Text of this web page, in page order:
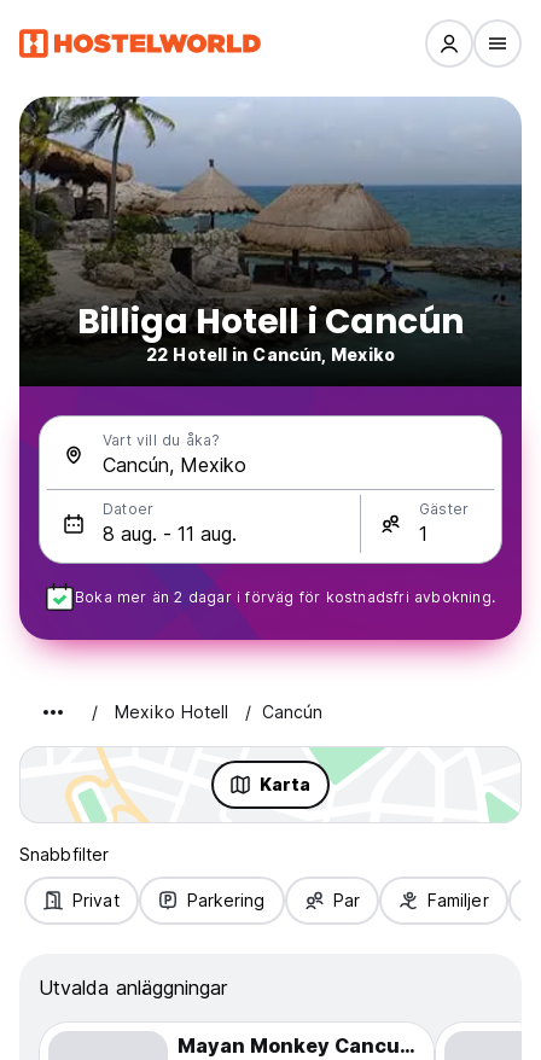
Billiga Hotell i Cancún
22 Hotell in Cancún, Mexiko
Vart vill du åka?
Datoer Gäster
Boka mer än 2 dagar i förväg för kostnadsfri avbokning.
Mexiko Hotell Cancún
Karta
Snabbfilter
Privat Parkering Par Familjer
Utvalda anläggningar
Mayan Monkey Cancun Hotel Zone - Across the Beach